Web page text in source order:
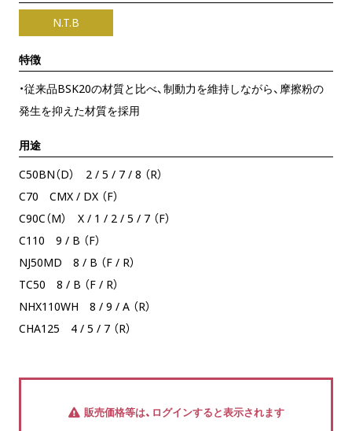
N.T.B
特徴
・従来品BSK20の材質と比べ、制動力を維持しながら、摩擦粉の
発生を抑えた材質を採用
用途
C50BN（D） 2 / 5 / 7 / 8 （R）
C70 CMX / DX （F）
C90C（M） X / 1 / 2 / 5 / 7 （F）
C110 9 / B （F）
NJ50MD 8 / B （F / R）
TC50 8 / B （F / R）
NHX110WH 8 / 9 / A （R）
CHA125 4 / 5 / 7 （R）
販売価格等は、ログインすると表示されます